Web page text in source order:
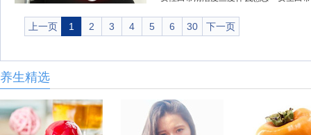
上一页 1 2 3 4 5 6 30 下一页
养生精选